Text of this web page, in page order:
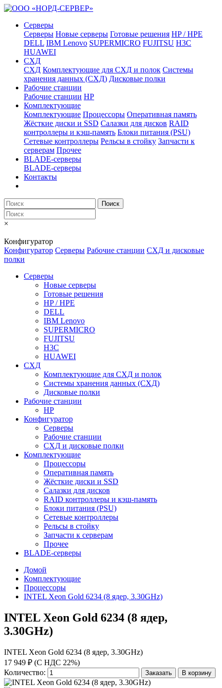
Серверы
Серверы Новые серверы Готовые решения HP / HPE
DELL IBM Lenovo SUPERMICRO FUJITSU H3C
HUAWEI
СХД
СХД Комплектующие для СХД и полок Системы
хранения данных (СХД) Дисковые полки
Рабочие станции
Рабочие станции HP
Комплектующие
Комплектующие Процессоры Оперативная память
Жёсткие диски и SSD Салазки для дисков RAID
контроллеры и кэш-память Блоки питания (PSU)
Сетевые контроллеры Рельсы в стойку Запчасти к
серверам Прочее
BLADE-серверы
BLADE-серверы
Контакты
Поиск
×
Конфигуратор
Конфигуратор Серверы Рабочие станции СХД и дисковые
полки
Серверы
Новые серверы
Готовые решения
HP / HPE
DELL
IBM Lenovo
SUPERMICRO
FUJITSU
H3C
HUAWEI
СХД
Комплектующие для СХД и полок
Системы хранения данных (СХД)
Дисковые полки
Рабочие станции
HP
Конфигуратор
Серверы
Рабочие станции
СХД и дисковые полки
Комплектующие
Процессоры
Оперативная память
Жёсткие диски и SSD
Салазки для дисков
RAID контроллеры и кэш-память
Блоки питания (PSU)
Сетевые контроллеры
Рельсы в стойку
Запчасти к серверам
Прочее
BLADE-серверы
Домой
Комплектующие
Процессоры
INTEL Xeon Gold 6234 (8 ядер, 3.30GHz)
INTEL Xeon Gold 6234 (8 ядер,
3.30GHz)
INTEL Xeon Gold 6234 (8 ядер, 3.30GHz)
17 949 ₽ (С НДС 22%)
Количество:
Заказать В корзину